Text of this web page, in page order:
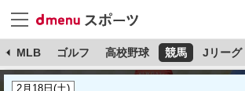
MLB ゴルフ 高校野球 競馬 Jリーグ